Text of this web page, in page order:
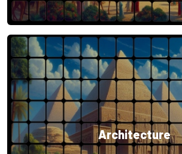
Architecture